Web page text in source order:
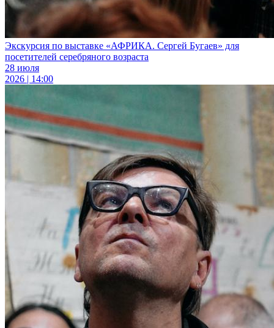
Экскурсия по выставке «АФРИКА. Сергей Бугаев» для
посетителей серебряного возраста
28 июля
2026 | 14:00